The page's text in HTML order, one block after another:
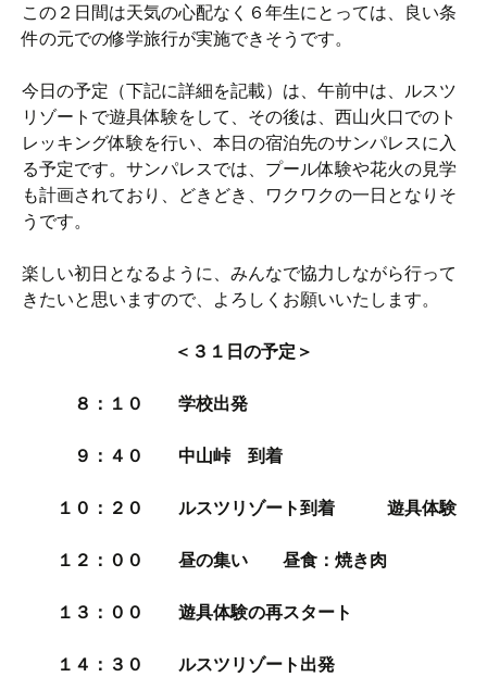
この２日間は天気の心配なく６年生にとっては、良い条
件の元での修学旅行が実施できそうです。
今日の予定（下記に詳細を記載）は、午前中は、ルスツ
リゾートで遊具体験をして、その後は、西山火口でのト
レッキング体験を行い、本日の宿泊先のサンパレスに入
る予定です。サンパレスでは、プール体験や花火の見学
も計画されており、どきどき、ワクワクの一日となりそ
うです。
楽しい初日となるように、みんなで協力しながら行って
きたいと思いますので、よろしくお願いいたします。
＜３１日の予定＞
８：１０ 学校出発
９：４０ 中山峠 到着
１０：２０ ルスツリゾート到着 遊具体験
１２：００ 昼の集い 昼食：焼き肉
１３：００ 遊具体験の再スタート
１４：３０ ルスツリゾート出発